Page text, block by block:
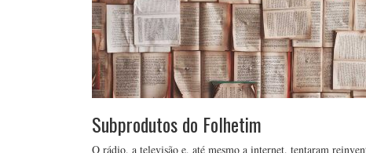
Subprodutos do Folhetim
O rádio, a televisão e, até mesmo a internet, tentaram